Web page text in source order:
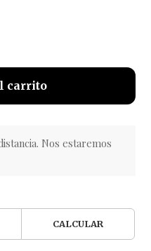
carrito
Nos estaremos
CALCULAR